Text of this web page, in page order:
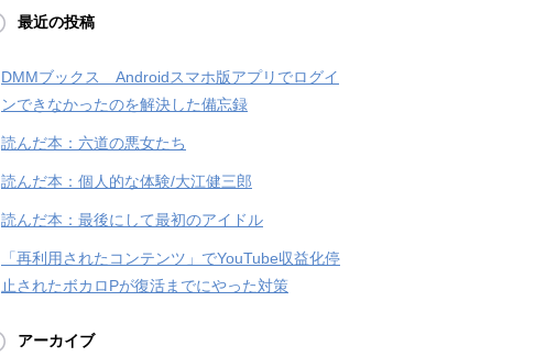
最近の投稿
DMMブックス Androidスマホ版アプリでログイ
ンできなかったのを解決した備忘録
読んだ本：六道の悪女たち
読んだ本：個人的な体験/大江健三郎
読んだ本：最後にして最初のアイドル
「再利用されたコンテンツ」でYouTube収益化停
止されたボカロPが復活までにやった対策
アーカイブ